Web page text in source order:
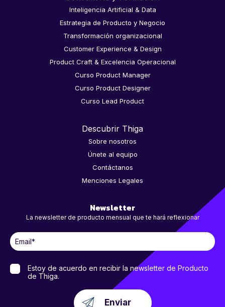
Inteligencia Artificial & Data
Estrategia de Producto y Negocio
Transformación organizacional
Customer Experience & Design
Product Craft & Excelencia Operacional
Curso Product Manager
Curso Product Designer
Curso Lead Product
Descubrir Thiga
Sobre nosotros
Únete al equipo
Contáctanos
Menciones Legales
Newsletter
La newsletter de producto mensual que te hará reflexionar
Estoy de acuerdo en recibir la newsletter de Producto
de Thiga.